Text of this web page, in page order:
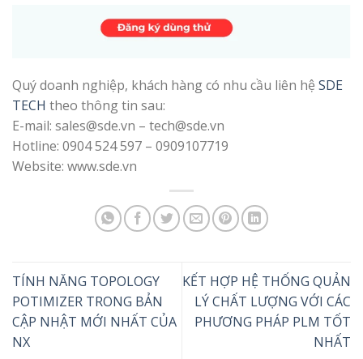
Quý doanh nghiệp, khách hàng có nhu cầu liên hệ SDE
TECH theo thông tin sau:
E-mail: sales@sde.vn – tech@sde.vn
Hotline: 0904 524 597 – 0909107719
Website: www.sde.vn
TÍNH NĂNG TOPOLOGY
POTIMIZER TRONG BẢN
CẬP NHẬT MỚI NHẤT CỦA
NX
KẾT HỢP HỆ THỐNG QUẢN
LÝ CHẤT LƯỢNG VỚI CÁC
PHƯƠNG PHÁP PLM TỐT
NHẤT